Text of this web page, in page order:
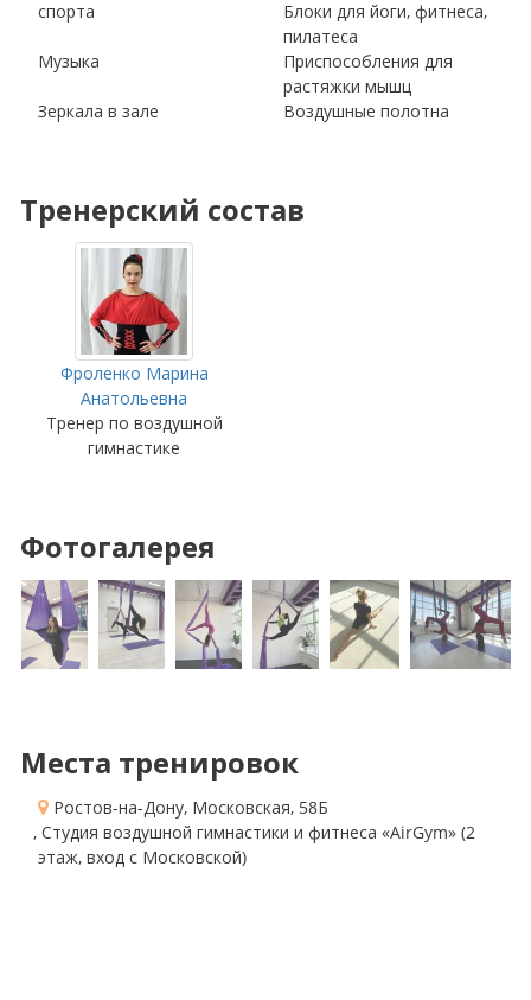
спорта
Блоки для йоги, фитнеса,
пилатеса
Музыка
Приспособления для
растяжки мышц
Зеркала в зале
Воздушные полотна
Тренерский состав
Фроленко Марина
Анатольевна
Тренер по воздушной
гимнастике
Фотогалерея
Места тренировок
Ростов-на-Дону, Московская, 58Б
, Студия воздушной гимнастики и фитнеса «AirGym» (2
этаж, вход с Московской)